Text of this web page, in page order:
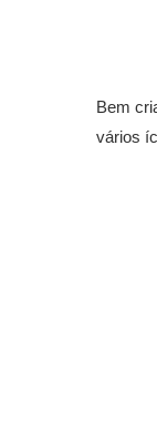
Bem
vários